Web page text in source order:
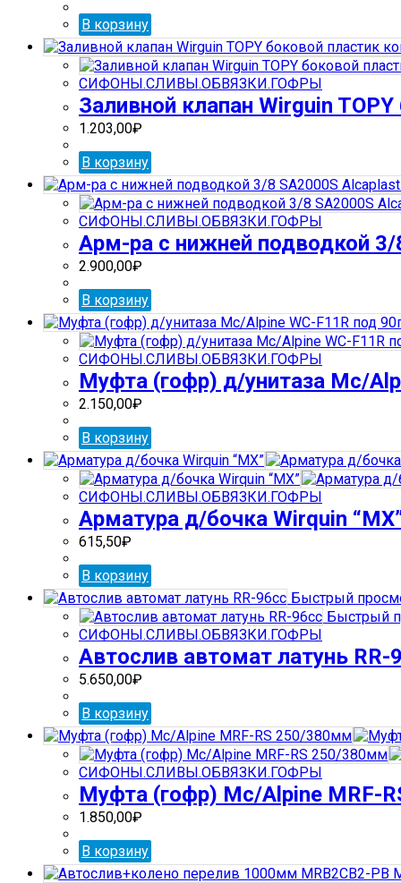
В корзину
СИФОНЫ.СЛИВЫ.ОБВЯЗКИ.ГОФРЫ
Заливной клапан Wirguin
1.203,00₽
В корзину
СИФОНЫ.СЛИВЫ.ОБВЯЗКИ.ГОФРЫ
Арм-ра с нижней подводкой
2.900,00₽
В корзину
СИФОНЫ.СЛИВЫ.ОБВЯЗКИ.ГОФРЫ
Муфта (гофр) д/унитаза Mc/
2.150,00₽
В корзину
СИФОНЫ.СЛИВЫ.ОБВЯЗКИ.ГОФРЫ
Арматура д/бочка Wirquin
615,50₽
В корзину
Быстрый
Быстрый
СИФОНЫ.СЛИВЫ.ОБВЯЗКИ.ГОФРЫ
Автослив автомат латунь RR-
5.650,00₽
В корзину
СИФОНЫ.СЛИВЫ.ОБВЯЗКИ.ГОФРЫ
Муфта (гофр) Mc/Alpine MRF-
1.850,00₽
В корзину